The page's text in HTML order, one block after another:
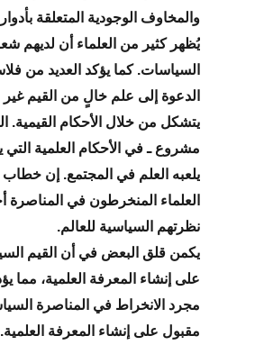
والمخاوف الوجودية المتعلقة
يُظهر كثير من العلماء أن لديهم
السياسات. كما يؤكد العديد من
الدعوة إلى علم خالٍ من القيم
يتشكل من خلال الأحكام القيمية.
مشروع ـ في الأحكام العلمية
يلعبه العلم في المجتمع. إن
العلماء المنخرطون في المناصرة
نظرتهم السياسية للعالم.
يكمن قلق البعض في أن القيم
على إنشاء المعرفة العلمية، مما
مجرد الانخراط في المناصرة
مقبول على إنشاء المعرفة العلمية.